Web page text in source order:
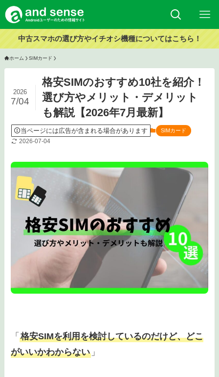
中古スマホの選び方やイチオシ機種についてはこちら！
ホーム SIMカード
格安SIMのおすすめ10社を紹介！
選び方やメリット・デメリット
も解説【2026年7月最新】
2026
7/04
当ページには広告が含まれる場合があります SIMカード
2026-07-04
「格安SIMを利用を検討しているのだけど、どこ
がいいかわからない 」